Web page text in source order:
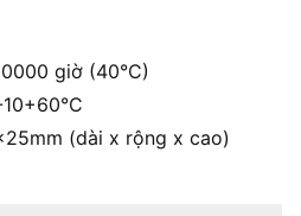
giờ (40°C)
(dài x rộng x cao)